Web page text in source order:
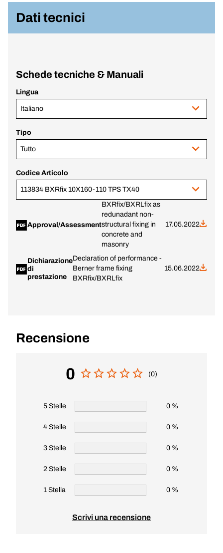
Dati tecnici
Schede tecniche & Manuali
Lingua
Italiano
Tipo
Tutto
Codice Articolo
113834 BXRfix 10X160-110 TPS TX40
Approval/Assessment
BXRfix/BXRLfix as
redunadant non-
structural fixing in
concrete and
masonry
17.05.2022
Dichiarazione
di
prestazione
Declaration of performance -
Berner frame fixing
BXRfix/BXRLfix
15.06.2022
Recensione
0 (0)
5 Stelle 0 %
4 Stelle 0 %
3 Stelle 0 %
2 Stelle 0 %
1 Stella 0 %
Scrivi una recensione